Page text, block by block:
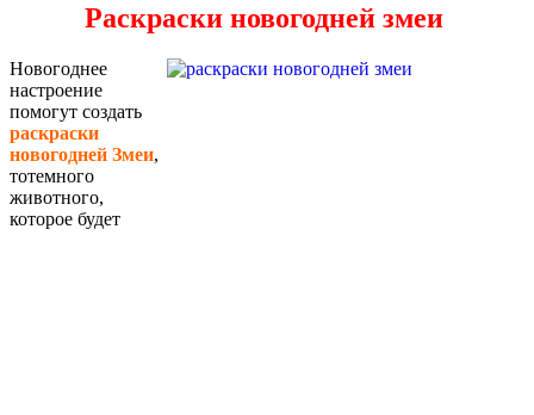
Раскраски новогодней змеи
Новогоднее
настроение
помогут создать
раскраски
новогодней Змеи,
тотемного
животного,
которое будет